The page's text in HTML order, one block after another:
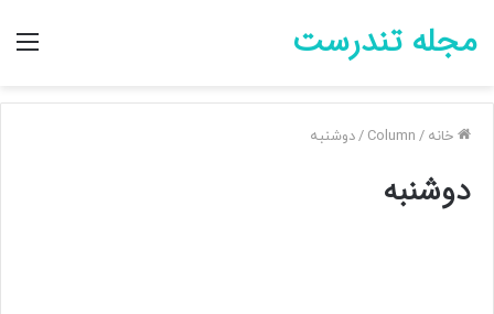
مجله تندرست
خانه /
Column
/دوشنبه
دوشنبه